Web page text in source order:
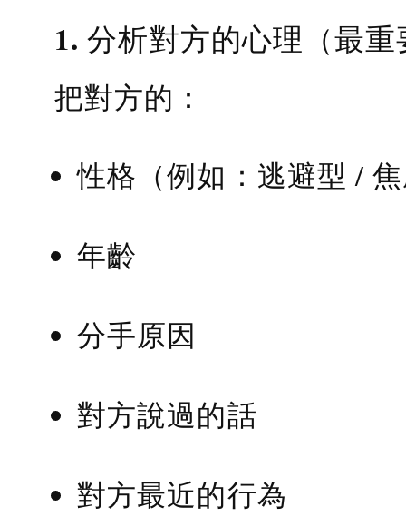
1. 分析對方的心理（最
把對方的：
性格（例如：逃避型 /
年齡
分手原因
對方說過的話
對方最近的行為